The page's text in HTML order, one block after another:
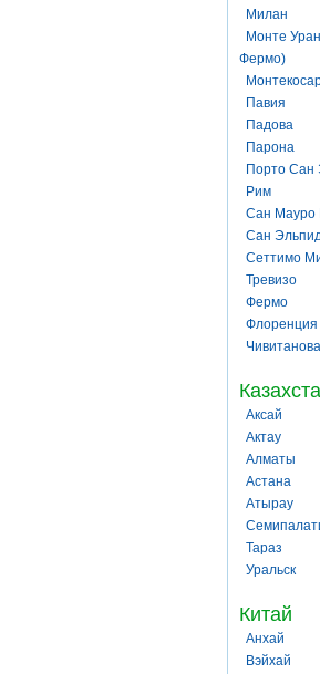
Милан
Монте
Фермо)
Павия
Падова
Парона
Порто Сан
Рим
Сан Мауро
Сан
Сеттимо
Тревизо
Фермо
Флоренция
Аксай
Актау
Алматы
Астана
Атырау
Тараз
Уральск
Китай
Анхай
Вэйхай